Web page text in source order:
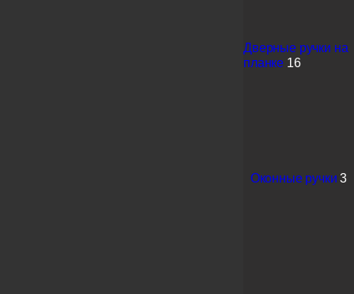
Дверные ручки на
планке 16
Оконные ручки 3